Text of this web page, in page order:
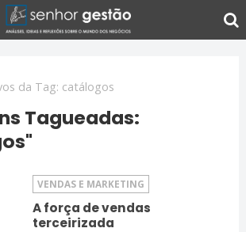
da Tag: catálogos
Tagueadas:
VENDAS E MARKETING
A força de vendas
terceirizada